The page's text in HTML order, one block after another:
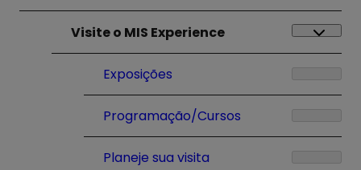
Visite o MIS Experience
Exposições
Programação/Cursos
Planeje sua visita